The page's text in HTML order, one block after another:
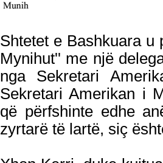
Shtetet e Bashkuara u
Mynihut'' me një
nga Sekretari
Sekretari Amerikan i
që përfshinte edhe
zyrtarë të lartë, siç